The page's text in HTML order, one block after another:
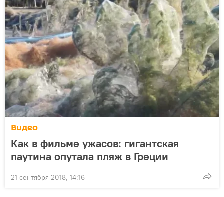
Видео
Как в фильме ужасов: гигантская
паутина опутала пляж в Греции
21 сентября 2018, 14:16